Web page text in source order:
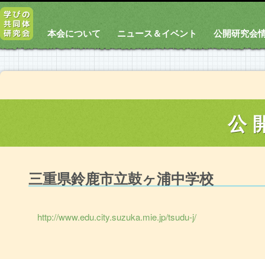
本会について ニュース＆イベント 公開研究会
公
三重県鈴鹿市立鼓ヶ浦中学校
http://www.edu.city.suzuka.mie.jp/tsudu-j/